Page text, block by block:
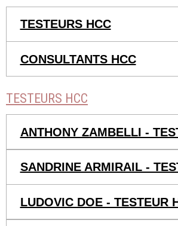
TESTEURS HCC
CONSULTANTS HCC
TESTEURS HCC
ANTHONY ZAMBELLI -
SANDRINE ARMIRAIL -
LUDOVIC DOE - TESTEUR